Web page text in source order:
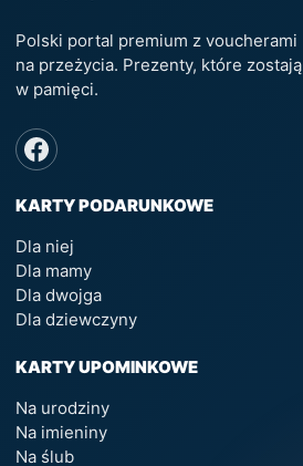
Polski portal premium z voucherami
na przeżycia. Prezenty, które zostają
w pamięci.
KARTY PODARUNKOWE
Dla niej
Dla mamy
Dla dwojga
Dla dziewczyny
KARTY UPOMINKOWE
Na urodziny
Na imieniny
Na ślub